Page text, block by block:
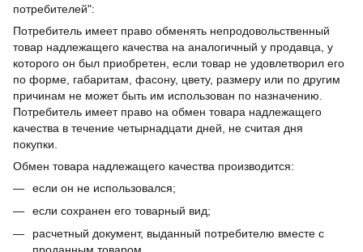
потребителей":
Потребитель имеет право обменять непродовольственный
товар надлежащего качества на аналогичный у продавца, у
которого он был приобретен, если товар не удовлетворил его
по форме, габаритам, фасону, цвету, размеру или по другим
причинам не может быть им использован по назначению.
Потребитель имеет право на обмен товара надлежащего
качества в течение четырнадцати дней, не считая дня
покупки.
Обмен товара надлежащего качества производится:
если он не использовался;
если сохранен его товарный вид;
расчетный документ, выданный потребителю вместе с